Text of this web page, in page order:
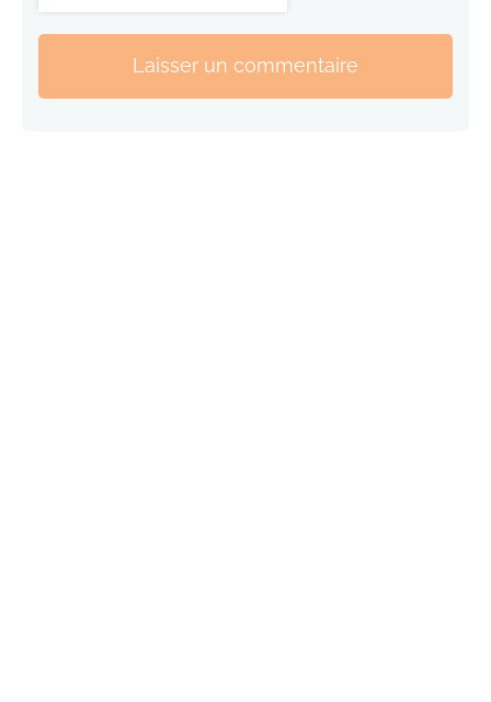
Laisser un commentaire